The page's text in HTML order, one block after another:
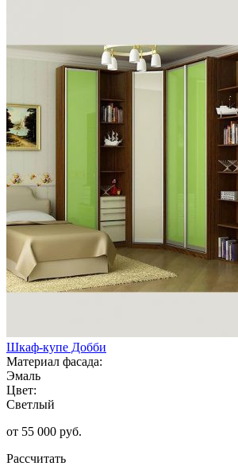
Шкаф-купе Добби
Материал фасада:
Эмаль
Цвет:
Светлый
от 55 000 руб.
Рассчитать